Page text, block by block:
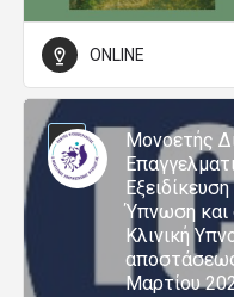
ONLINE
Μονοετής
Ύπνωση και
Κλινική
Μαρτίου